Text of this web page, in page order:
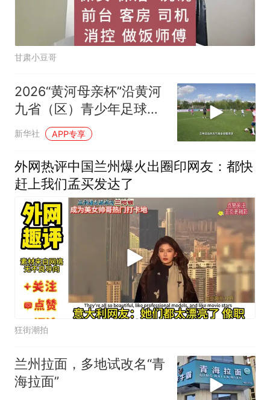
甘肃小豆哥
2026“黄河母亲杯”沿黄河
九省（区）青少年足球邀
请赛兰州开赛
新华社 APP专享
外网热评中国兰州爆火出圈印网友：都快
赶上我们孟买发达了
狂街潮拍
兰州拉面，多地试改名“青
海拉面”